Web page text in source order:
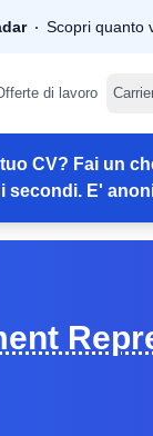
Scopri quanto
di lavoro
CV? Fai un
secondi. E'